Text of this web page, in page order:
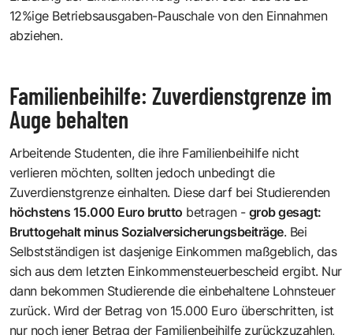
12%ige Betriebsausgaben-Pauschale von den Einnahmen
abziehen.
Familienbeihilfe: Zuverdienstgrenze im
Auge behalten
Arbeitende Studenten, die ihre Familienbeihilfe nicht
verlieren möchten, sollten jedoch unbedingt die
Zuverdienstgrenze einhalten. Diese darf bei Studierenden
höchstens 15.000 Euro brutto betragen - grob gesagt:
Bruttogehalt minus Sozialversicherungsbeiträge. Bei
Selbstständigen ist dasjenige Einkommen maßgeblich, das
sich aus dem letzten Einkommensteuerbescheid ergibt. Nur
dann bekommen Studierende die einbehaltene Lohnsteuer
zurück. Wird der Betrag von 15.000 Euro überschritten, ist
nur noch jener Betrag der Familienbeihilfe zurückzuzahlen,